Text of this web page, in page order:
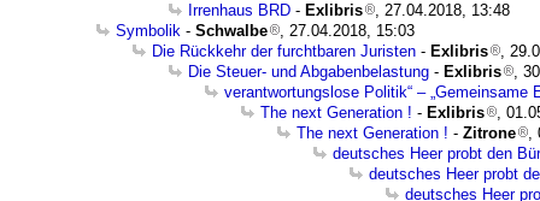
Irrenhaus BRD - Exlibris
, 27.04.2018, 13:48
Symbolik - Schwalbe
, 27.04.2018, 15:03
Die Rückkehr der furchtbaren Juristen - Exlibris
,
Die Steuer- und Abgabenbelastung - Exlibris
,
verantwortungslose Politik“ – „Gemeinsame
The next Generation ! - Exlibris
,
The next Generation ! - Zitrone
,
deutsches Heer probt den
deutsches Heer probt
deutsches Heer